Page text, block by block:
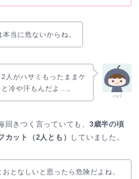
本当に危ないからね。
パパ
人がハサミもったままケ
冷や汗もんだよ…。
回きつく言っていても、 3歳半の頃
カット（2人とも）
していました。
おとなしいと思ったら危険だよね。